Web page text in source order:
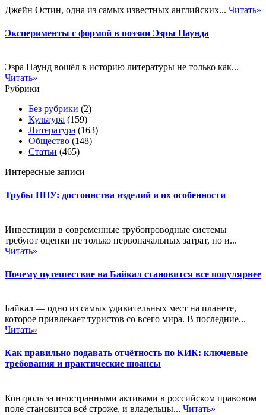
Джейн Остин, одна из самых известных английских... Читать»
Эксперименты с формой в поэзии Эзры Паунда
Эзра Паунд вошёл в историю литературы не только как...
Читать»
Рубрики
Без рубрики (2)
Культура (159)
Литература (163)
Общество (148)
Статьи (465)
Интересные записи
Трубы ППУ: достоинства изделий и их особенности
Инвестиции в современные трубопроводные системы
требуют оценки не только первоначальных затрат, но и...
Читать»
Почему путешествие на Байкал становится все популярнее
Байкал — одно из самых удивительных мест на планете,
которое привлекает туристов со всего мира. В последние...
Читать»
Как правильно подавать отчётность по КИК: ключевые
требования и практические нюансы
Контроль за иностранными активами в российском правовом
поле становится всё строже, и владельцы... Читать»